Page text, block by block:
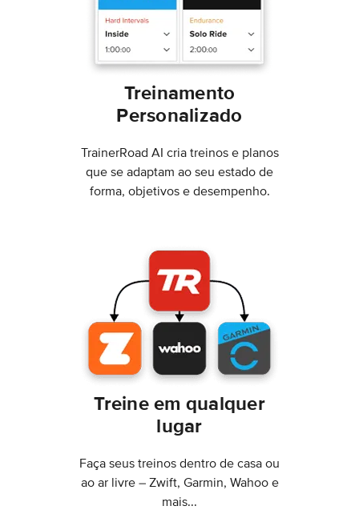
Treinamento
Personalizado
TrainerRoad AI cria treinos e planos
que se adaptam ao seu estado de
forma, objetivos e desempenho.
Treine em qualquer
lugar
Faça seus treinos dentro de casa ou
ao ar livre – Zwift, Garmin, Wahoo e
mais...